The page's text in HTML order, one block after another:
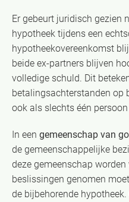
Er gebeurt juridisch gezien
hypotheek tijdens een
hypotheekovereenkomst
beide ex-partners blijven
volledige schuld. Dit
betalingsachterstanden op
ook als slechts één
In een gemeenschap van
de gemeenschappelijke
deze gemeenschap
beslissingen genomen
de bijbehorende